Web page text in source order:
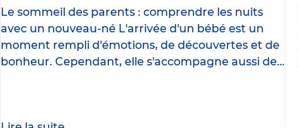
Le sommeil des parents : comprendre les nuits
avec un nouveau-né L'arrivée d'un bébé est un
moment rempli d'émotions, de découvertes et de
bonheur. Cependant, elle s'accompagne aussi de